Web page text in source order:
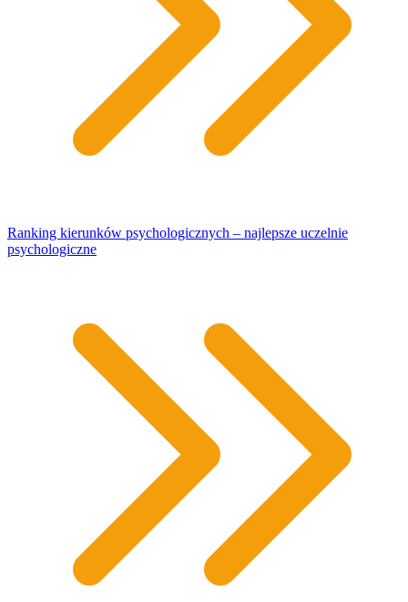
Ranking kierunków psychologicznych – najlepsze uczelnie
psychologiczne